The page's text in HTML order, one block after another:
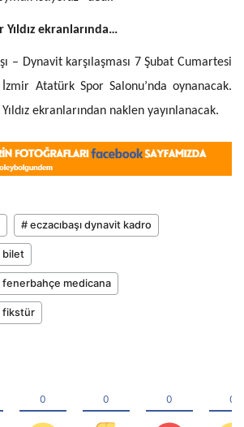
Yıldız ekranlarında…
– Dynavit karşılaşması 7 Şubat Cumartesi
Atatürk Spor Salonu’nda oynanacak.
ekranlarından naklen yayınlanacak.
# eczacıbaşı dynavit kadro
bilet
fenerbahçe medicana
fikstür